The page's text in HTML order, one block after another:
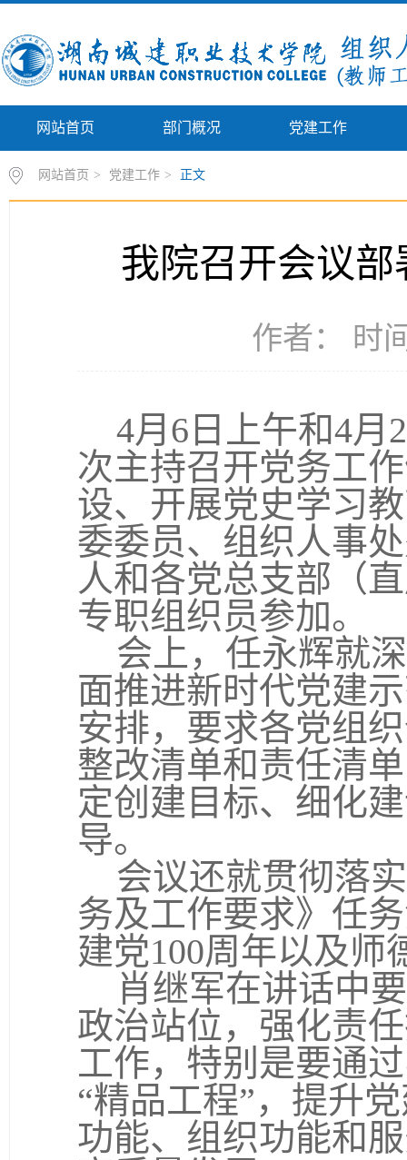
网站首页 部门概况 党建工作
网站首页 > 党建工作 > 正文
我院召开会议部
作者： 时
4月 6 日上午和4月
次主持召开党务工
设、开展党史学习
委委员、组织人事
人和各党总支部（
专职组织员参加。
会上，任永辉就
面推进新时代党建
安排，要求各党组
整改清单和责任清
定创建目标、细化
导。
会议还就贯彻落
务及工作要求》任
建党100周年以及师
肖继军在讲话中
政治站位，强化责
工作，特别是要通
“精品工程”，提升
功能、组织功能和